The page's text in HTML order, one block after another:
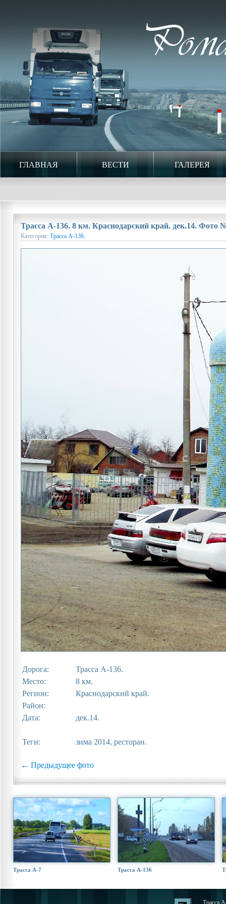
ГЛАВНАЯ ВЕСТИ ГАЛЕРЕЯ
Трасса А-136. 8 км. Краснодарский край. дек.14. Фото
Категория: Трасса А-136.
Дорога:
Трасса А-136.
Место:
8 км.
Регион:
Краснодарский край.
Район:
Дата:
дек.14.
Теги: зима 2014, ресторан.
← Предыдущее фото
Трасса А-7 Трасса А-136
Трасса